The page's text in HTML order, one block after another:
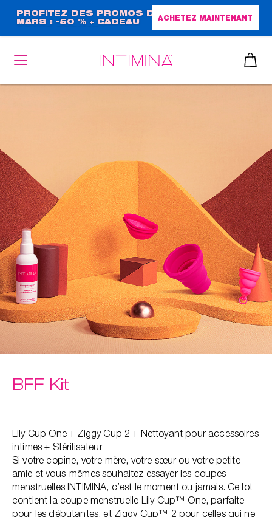
contenu
principal
PROFITEZ DES PROMOS DE
MARS : -50 % + CADEAU
ACHETEZ MAINTENANT
BFF Kit
Lily Cup One + Ziggy Cup 2 + Nettoyant pour accessoires
intimes + Stérilisateur
Si votre copine, votre mère, votre sœur ou votre petite-
amie et vous-mêmes souhaitez essayer les coupes
menstruelles INTIMINA, c’est le moment ou jamais. Ce lot
contient la coupe menstruelle Lily Cup™ One, parfaite
pour les débutantes, et Ziggy Cup™ 2 pour celles qui ne